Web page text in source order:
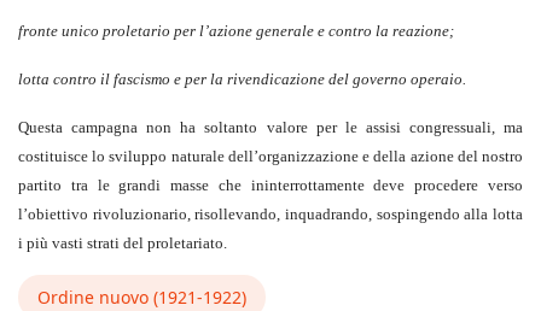
fronte unico proletario per l’azione generale e contro la reazione;
lotta contro il fascismo e per la rivendicazione del governo operaio.
Questa campagna non ha soltanto valore per le assisi congressuali, ma
costituisce lo sviluppo naturale dell’organizzazione e della azione del nostro
partito tra le grandi masse che ininterrottamente deve procedere verso
l’obiettivo rivoluzionario, risollevando, inquadrando, sospingendo alla lotta
i più vasti strati del proletariato.
Ordine nuovo (1921-1922)